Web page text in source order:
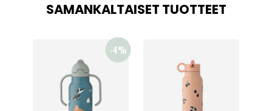
SAMANKALTAISET TUOTTEET